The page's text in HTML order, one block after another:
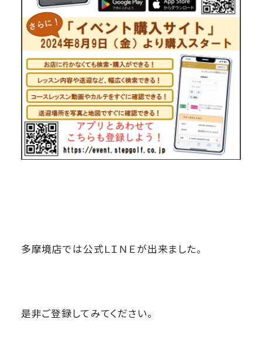
多摩境店では公式ＬＩＮＥが出来ました。
是非ご登録してみてください。